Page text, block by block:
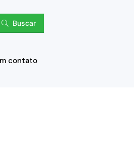
Buscar
contato